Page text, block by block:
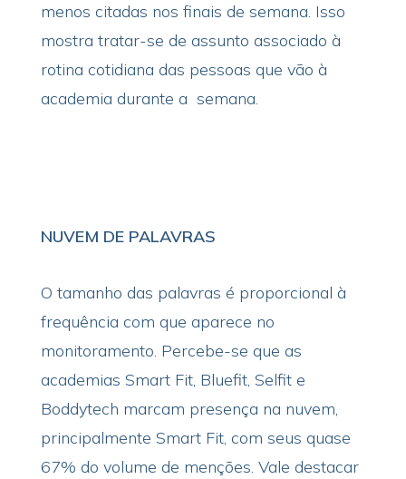
menos citadas nos finais de semana. Isso
mostra tratar-se de assunto associado à
rotina cotidiana das pessoas que vão à
academia durante a semana.
NUVEM DE PALAVRAS
O tamanho das palavras é proporcional à
frequência com que aparece no
monitoramento. Percebe-se que as
academias Smart Fit, Bluefit, Selfit e
Boddytech marcam presença na nuvem,
principalmente Smart Fit, com seus quase
67% do volume de menções. Vale destacar